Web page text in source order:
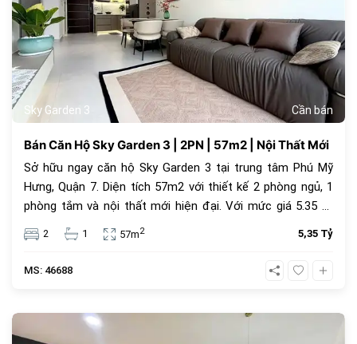
Sky Garden 3 Cần bán
Bán Căn Hộ Sky Garden 3 | 2PN | 57m2 | Nội Thất Mới
Sở hữu ngay căn hộ Sky Garden 3 tại trung tâm Phú Mỹ
Hưng, Quận 7. Diện tích 57m2 với thiết kế 2 phòng ngủ, 1
phòng tắm và nội thất mới hiện đại. Với mức giá 5.35 tỷ
đồng, đây là lựa chọn an cư lý tưởng hoặc đầu tư cho
thuê sinh lời cao trong cộng đồng văn minh.
2 1 57m2 5,35 Tỷ
MS: 46688